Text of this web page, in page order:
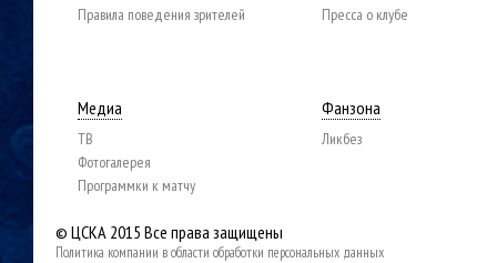
Правила поведения зрителей
Пресса о клубе
Медиа
ТВ
Фотогалерея
Программки к матчу
Фанзона
Ликбез
© ЦСКА 2015 Все права защищены
Политика компании в области обработки персональных данных